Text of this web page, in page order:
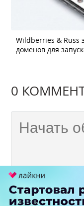
Wildberries & Russ
доменов для
0